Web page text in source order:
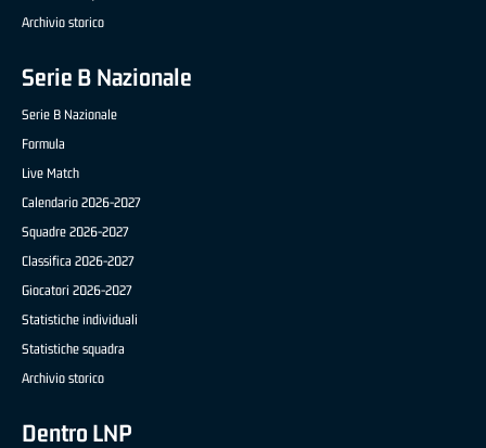
Archivio storico
Serie B Nazionale
Serie B Nazionale
Formula
Live Match
Calendario 2026-2027
Squadre 2026-2027
Classifica 2026-2027
Giocatori 2026-2027
Statistiche individuali
Statistiche squadra
Archivio storico
Dentro LNP